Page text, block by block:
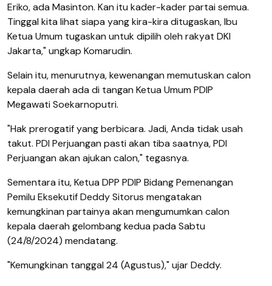
Eriko, ada Masinton. Kan itu kader-kader partai semua.
Tinggal kita lihat siapa yang kira-kira ditugaskan, Ibu
Ketua Umum tugaskan untuk dipilih oleh rakyat DKI
Jakarta," ungkap Komarudin.
Selain itu, menurutnya, kewenangan memutuskan calon
kepala daerah ada di tangan Ketua Umum PDIP
Megawati Soekarnoputri.
"Hak prerogatif yang berbicara. Jadi, Anda tidak usah
takut. PDI Perjuangan pasti akan tiba saatnya, PDI
Perjuangan akan ajukan calon," tegasnya.
Sementara itu, Ketua DPP PDIP Bidang Pemenangan
Pemilu Eksekutif Deddy Sitorus mengatakan
kemungkinan partainya akan mengumumkan calon
kepala daerah gelombang kedua pada Sabtu
(24/8/2024) mendatang.
"Kemungkinan tanggal 24 (Agustus)," ujar Deddy.